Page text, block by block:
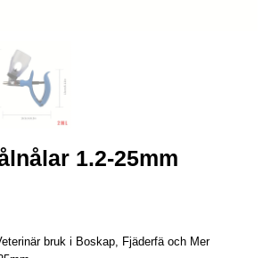
1.2-25mm
bruk i Boskap, Fjäderfä och Mer